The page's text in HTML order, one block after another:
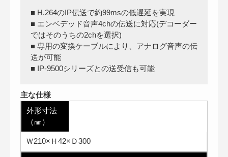
■ H.264のIP伝送で約99msの低遅延を実現
■ エンベデッド音声4chの伝送に対応(デコーダー
ではそのうちの2chを選択)
■ 専用の変換ケーブルにより、アナログ音声の伝
送が可能
■ IP-9500シリーズとの送受信も可能
主な仕様
外形寸法
（㎜）
Ｗ210×Ｈ42×Ｄ300